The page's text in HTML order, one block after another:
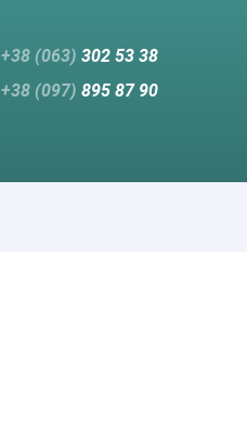
+38 (063) 302 53 38
+38 (097) 895 87 90